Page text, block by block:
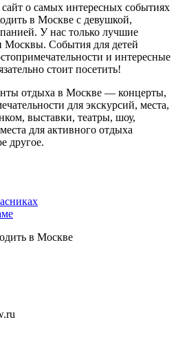
о самых интересных событиях
в Москве с девушкой,
У нас только лучшие
Москвы. События для детей
и интересные
стоит посетить!
отдыха в Москве — концерты,
для экскурсий, места,
выставки, театры, шоу,
для активного отдыха
другое.
в Москве